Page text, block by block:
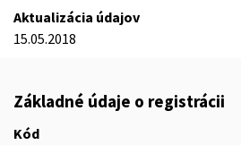
Aktualizácia údajov
15.05.2018
Základné údaje o registrácii
Kód